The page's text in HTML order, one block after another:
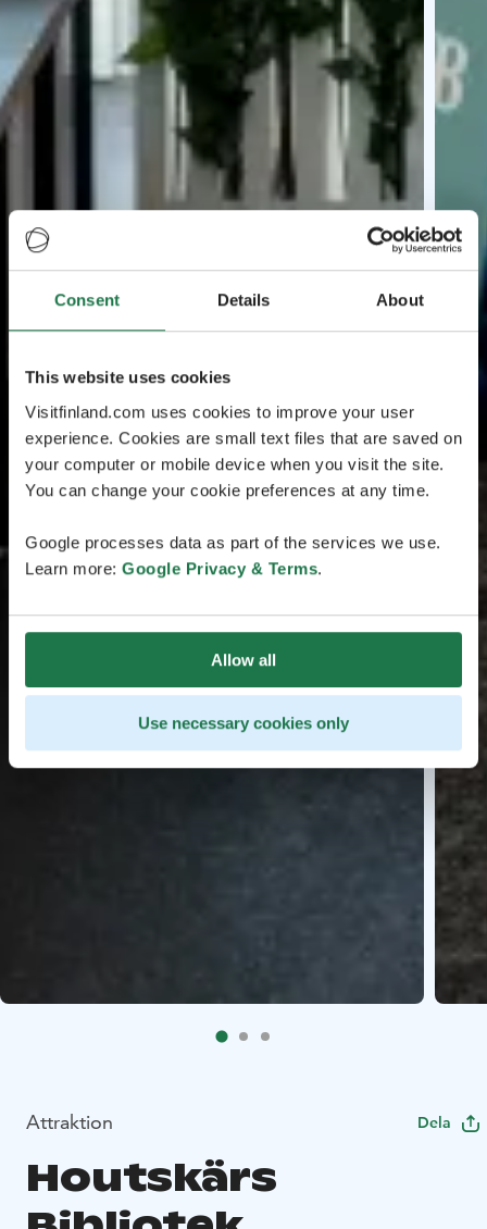
Consent Details About
This website uses cookies
Visitfinland.com uses cookies to improve your user
experience. Cookies are small text files that are saved on
your computer or mobile device when you visit the site.
You can change your cookie preferences at any time.
Google processes data as part of the services we use.
Learn more: Google Privacy & Terms.
Allow all
Use necessary cookies only
Attraktion Dela
Houtskärs